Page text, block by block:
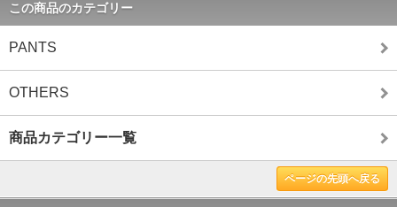
この商品のカテゴリー
PANTS
OTHERS
商品カテゴリー一覧
ページの先頭へ戻る